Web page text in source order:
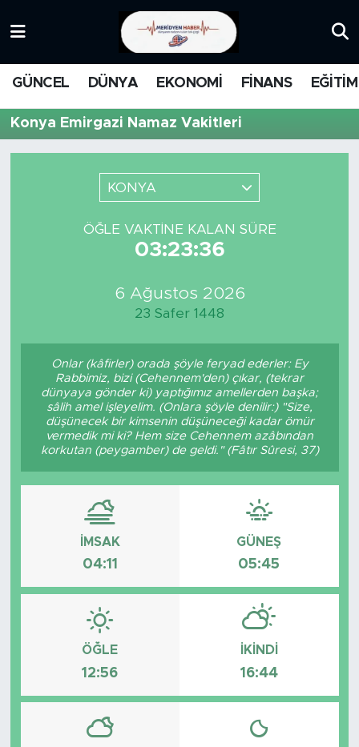
GÜNCEL DÜNYA EKONOMİ FİNANS EĞİTİM
Konya Emirgazi Namaz Vakitleri
KONYA
ÖĞLE VAKTINE KALAN SÜRE
03:23:36
6 Ağustos 2026
23 Safer 1448
Onlar (kâfirler) orada şöyle feryad ederler: Ey
Rabbimiz, bizi (Cehennem'den) çıkar, (tekrar
dünyaya gönder ki) yaptığımız amellerden başka;
sâlih amel işleyelim. (Onlara şöyle denilir:) "Size,
düşünecek bir kimsenin düşüneceği kadar ömür
vermedik mi ki? Hem size Cehennem azâbından
korkutan (peygamber) de geldi." (Fâtır Sûresi, 37)
İMSAK
04:11
GÜNEŞ
05:45
ÖĞLE
12:56
İKINDI
16:44
MANŞET
FİNANS
KARİKATÜR
BİLİM-TEKNOLOJİ
RÖPÖRTAJ
ANALİZ
NOSTALJİ
KULİS
YAZARLAR
POLİTİKA
EKONOMİ
İstanbul Namaz Vakitleri
Trafik Durumu
Süper Lig Puan Durumu ve Fikstür
Son Dakika Haberleri
Haber Arşivi